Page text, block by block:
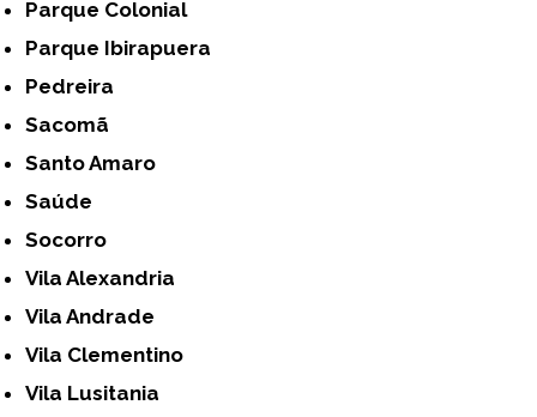
Parque Colonial
Parque Ibirapuera
Pedreira
Sacomã
Santo Amaro
Saúde
Socorro
Vila Alexandria
Vila Andrade
Vila Clementino
Vila Lusitania